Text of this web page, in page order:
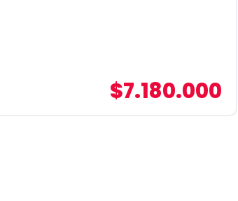
$7.180.000